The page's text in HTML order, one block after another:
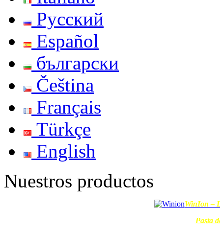
Русский
Español
български
Čeština
Français
Türkçe
English
Nuestros productos
WinIon –
Pasta